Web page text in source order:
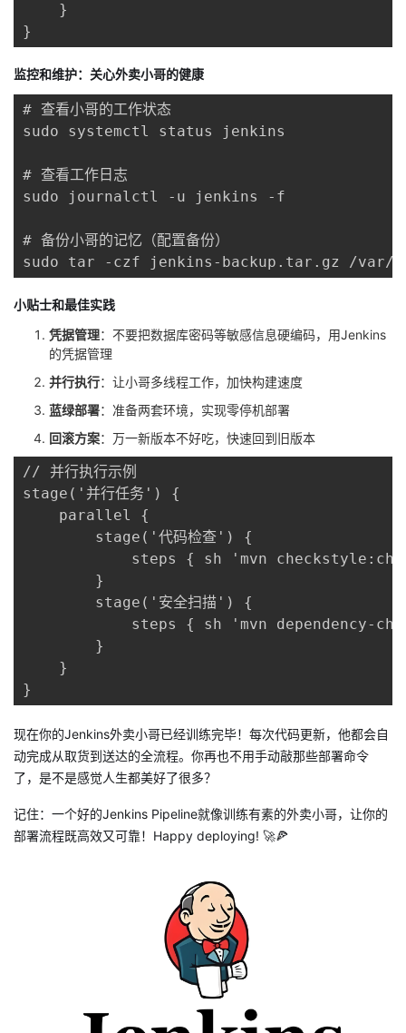
    }
}
监控和维护：关心外卖小哥的健康
# 查看小哥的工作状态
sudo systemctl status jenkins
# 查看工作日志
sudo journalctl -u jenkins -f
# 备份小哥的记忆（配置备份）
sudo tar -czf jenkins-backup.tar.gz /
小贴士和最佳实践
凭据管理：不要把数据库密码等敏感信息硬编码，用Jenkins
的凭据管理
并行执行：让小哥多线程工作，加快构建速度
蓝绿部署：准备两套环境，实现零停机部署
回滚方案：万一新版本不好吃，快速回到旧版本
// 并行执行示例
stage('并行任务') {
    parallel {
        stage('代码检查') {
steps { sh 'mvn
        }
        stage('安全扫描') {
steps { sh 'mvn dependency-
        }
    }
}
现在你的Jenkins外卖小哥已经训练完毕！每次代码更新，他都会自
动完成从取货到送达的全流程。你再也不用手动敲那些部署命令
了，是不是感觉人生都美好了很多？
记住：一个好的Jenkins Pipeline就像训练有素的外卖小哥，让你的
部署流程既高效又可靠！Happy deploying! 🚀🍕